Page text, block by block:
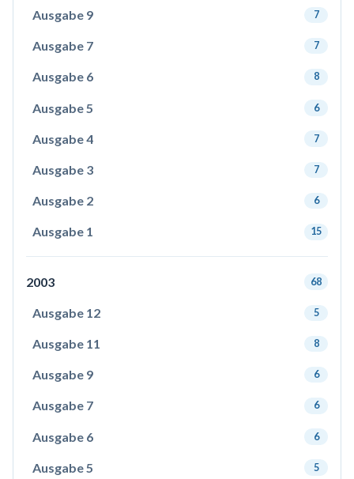
Ausgabe 9 7
Ausgabe 7 7
Ausgabe 6 8
Ausgabe 5 6
Ausgabe 4 7
Ausgabe 3 7
Ausgabe 2 6
Ausgabe 1 15
2003 68
Ausgabe 12 5
Ausgabe 11 8
Ausgabe 9 6
Ausgabe 7 6
Ausgabe 6 6
Ausgabe 5 5